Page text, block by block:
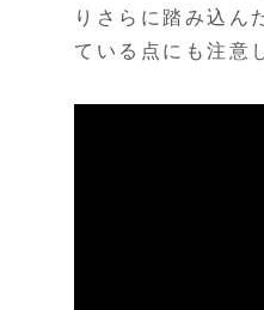
りさらに踏み込ん
ている点にも注意